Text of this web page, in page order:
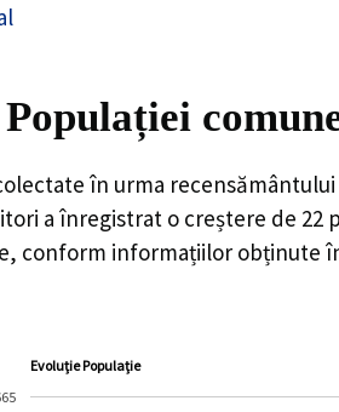
în urma recensământului
a înregistrat o creștere de 22
conform informațiilor obținute
Evoluție Populație